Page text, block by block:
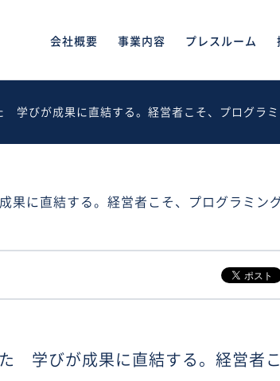
会社概要 事業内容 プレスルーム
びが成果に直結する。経営者こそ、プログラミ
に直結する。経営者こそ、プログラミン
学びが成果に直結する。経営者こ